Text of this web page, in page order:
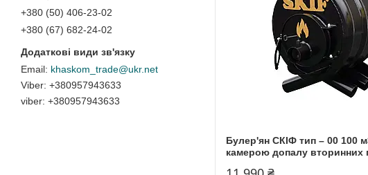
+380 (50) 406-23-02
+380 (67) 682-24-02
khaskom_trade@ukr.net
+380957943633
viber +380957943633
Булер'ян СКІФ тип – 00 100
камерою допалу вторинних